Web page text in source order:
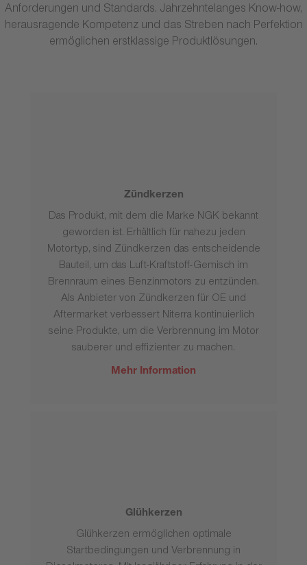
Anforderungen und Standards. Jahrzehntelanges Know-how,
herausragende Kompetenz und das Streben nach Perfektion
ermöglichen erstklassige Produktlösungen.
Zündkerzen
Das Produkt, mit dem die Marke NGK bekannt
geworden ist. Erhältlich für nahezu jeden
Motortyp, sind Zündkerzen das entscheidende
Bauteil, um das Luft-Kraftstoff-Gemisch im
Brennraum eines Benzinmotors zu entzünden.
Als Anbieter von Zündkerzen für OE und
Aftermarket verbessert Niterra kontinuierlich
seine Produkte, um die Verbrennung im Motor
sauberer und effizienter zu machen.
Mehr Information
Glühkerzen
Glühkerzen ermöglichen optimale
Startbedingungen und Verbrennung in